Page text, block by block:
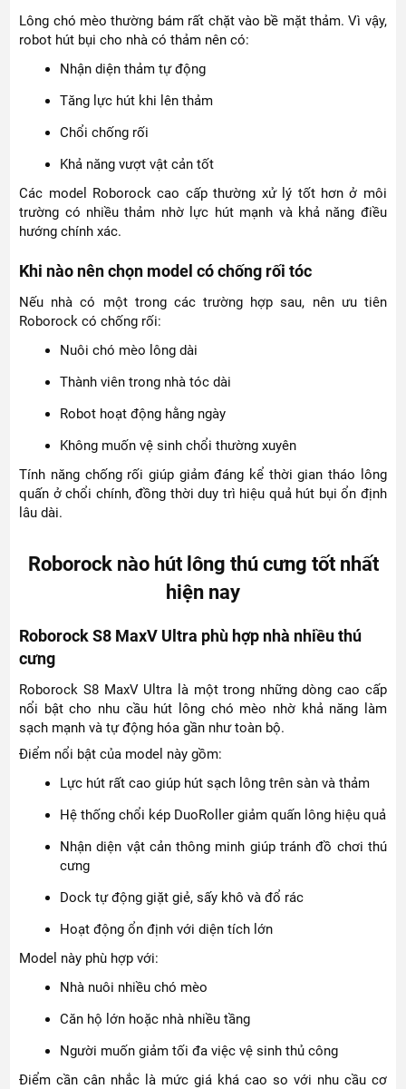
Lông chó mèo thường bám rất chặt vào bề mặt thảm. Vì vậy,
robot hút bụi cho nhà có thảm nên có:
Nhận diện thảm tự động
Tăng lực hút khi lên thảm
Chổi chống rối
Khả năng vượt vật cản tốt
Các model Roborock cao cấp thường xử lý tốt hơn ở môi
trường có nhiều thảm nhờ lực hút mạnh và khả năng điều
hướng chính xác.
Khi nào nên chọn model có chống rối tóc
Nếu nhà có một trong các trường hợp sau, nên ưu tiên
Roborock có chống rối:
Nuôi chó mèo lông dài
Thành viên trong nhà tóc dài
Robot hoạt động hằng ngày
Không muốn vệ sinh chổi thường xuyên
Tính năng chống rối giúp giảm đáng kể thời gian tháo lông
quấn ở chổi chính, đồng thời duy trì hiệu quả hút bụi ổn định
lâu dài.
Roborock nào hút lông thú cưng tốt nhất
hiện nay
Roborock S8 MaxV Ultra phù hợp nhà nhiều thú
cưng
Roborock S8 MaxV Ultra là một trong những dòng cao cấp
nổi bật cho nhu cầu hút lông chó mèo nhờ khả năng làm
sạch mạnh và tự động hóa gần như toàn bộ.
Điểm nổi bật của model này gồm:
Lực hút rất cao giúp hút sạch lông trên sàn và thảm
Hệ thống chổi kép DuoRoller giảm quấn lông hiệu quả
Nhận diện vật cản thông minh giúp tránh đồ chơi thú
cưng
Dock tự động giặt giẻ, sấy khô và đổ rác
Hoạt động ổn định với diện tích lớn
Model này phù hợp với:
Nhà nuôi nhiều chó mèo
Căn hộ lớn hoặc nhà nhiều tầng
Người muốn giảm tối đa việc vệ sinh thủ công
Điểm cần cân nhắc là mức giá khá cao so với nhu cầu cơ